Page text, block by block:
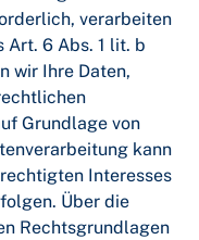
verarbeiten
Art. 6 Abs. 1 lit. b
wir Ihre Daten,
Grundlage von
kann
Interesses
Über die
Rechtsgrundlagen